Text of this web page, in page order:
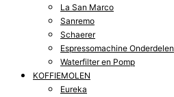
La San Marco
Sanremo
Schaerer
Espressomachine Onderdelen
Waterfilter en Pomp
KOFFIEMOLEN
Eureka